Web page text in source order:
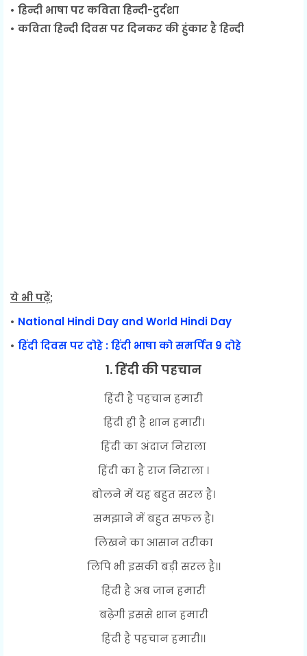
• हिन्दी भाषा पर कविता हिन्दी-दुर्दशा
• कविता हिन्दी दिवस पर दिनकर की हुंकार है हिन्दी
ये भी पढ़ें;
• National Hindi Day and World Hindi Day
• हिंदी दिवस पर दोहे : हिंदी भाषा को समर्पित 9 दोहे
1. हिंदी की पहचान
हिंदी है पहचान हमारी
हिंदी ही है शान हमारी।
हिंदी का अंदाज निराला
हिंदी का है राज निराला ।
बोलने में यह बहुत सरल है।
समझाने में बहुत सफल है।
लिखने का आसान तरीका
लिपि भी इसकी बड़ी सरल है।।
हिंदी है अब जान हमारी
बढ़ेगी इससे शान हमारी
हिंदी है पहचान हमारी।।